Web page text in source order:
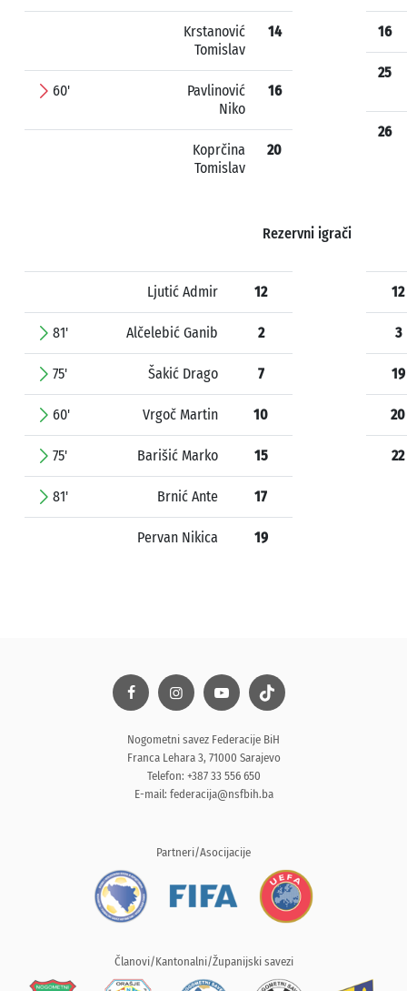
Krstanović
Tomislav
14
60'
Pavlinović
Niko
16
Koprčina
Tomislav
20
16
25
26
Rezervni igrači
Ljutić Admir 12
81' Alčelebić Ganib 2
75' Šakić Drago 7
60' Vrgoč Martin 10
75' Barišić Marko 15
81' Brnić Ante 17
Pervan Nikica 19
12
3
19
20
22
Nogometni savez Federacije BiH
Franca Lehara 3, 71000 Sarajevo
Telefon: +387 33 556 650
E-mail: federacija@nsfbih.ba
Partneri/Asocijacije
Članovi/Kantonalni/Županijski savezi